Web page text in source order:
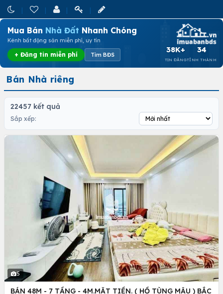
Mua Bán Nhà Đất Nhanh Chóng
Kênh bất động sản miễn phí, uy tín
+ Đăng tin miễn phí Tìm BĐS
38K+
TIN ĐĂNG
34
TỈNH THÀNH
Bán Nhà riêng
22457 kết quả
Sắp xếp:
5
BÁN 48M - 7 TẦNG - 4M.MẶT TIỀN. ( HỒ TÙNG MẬU ) BẮC